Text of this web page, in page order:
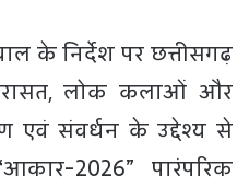
के निर्देश पर छत्तीसगढ़
लोक कलाओं और
एवं संवर्धन के उद्देश्य से
2026” पारंपरिक